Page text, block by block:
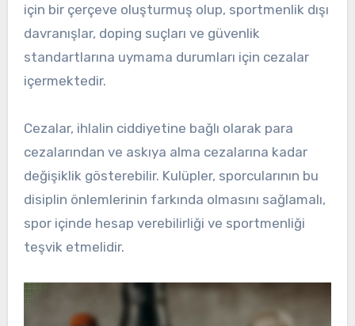
için bir çerçeve oluşturmuş olup, sportmenlik dışı
davranışlar, doping suçları ve güvenlik
standartlarına uymama durumları için cezalar
içermektedir.
Cezalar, ihlalin ciddiyetine bağlı olarak para
cezalarından ve askıya alma cezalarına kadar
değişiklik gösterebilir. Kulüpler, sporcularının bu
disiplin önlemlerinin farkında olmasını sağlamalı,
spor içinde hesap verebilirliği ve sportmenliği
teşvik etmelidir.